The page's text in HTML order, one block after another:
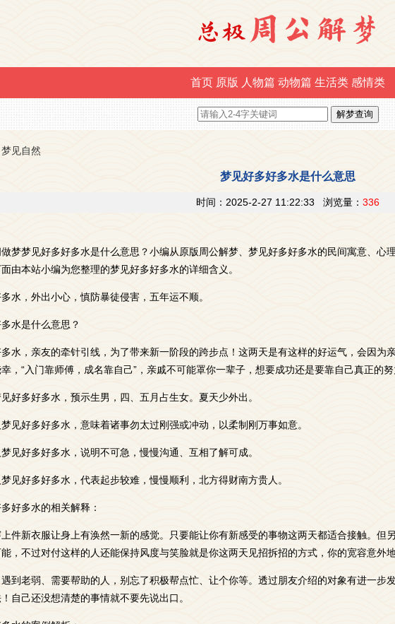
首页 原版 人物篇 动物篇 生活类 感情类
梦见自然
梦见好多好多水是什么意思
时间：2025-2-27 11:22:33 浏览量： 336
梦梦见好多好多水是什么意思？小编从原版周公解梦、梦见好多好多水的民间寓意、心
由本站小编为您整理的梦见好多好多水的详细含义。
水，外出小心，慎防暴徒侵害，五年运不顺。
水是什么意思？
水，亲友的牵针引线，为了带来新一阶段的跨步点！这两天是有这样的好运气，会因为
，“入门靠师傅，成名靠自己”，亲戚不可能罩你一辈子，想要成功还是要靠自己真正的努
好多好多水，预示生男，四、五月占生女。夏天少外出。
见好多好多水，意味着诸事勿太过刚强或冲动，以柔制刚万事如意。
见好多好多水，说明不可急，慢慢沟通、互相了解可成。
见好多好多水，代表起步较难，慢慢顺利，北方得财南方贵人。
好多水的相关解释：
件新衣服让身上有涣然一新的感觉。只要能让你有新感受的事物这两天都适合接触。但
，不过对付这样的人还能保持风度与笑脸就是你这两天见招拆招的方式，你的宽容意外
到老弱、需要帮助的人，别忘了积极帮点忙、让个你等。透过朋友介绍的对象有进一步
自己还没想清楚的事情就不要先说出口。